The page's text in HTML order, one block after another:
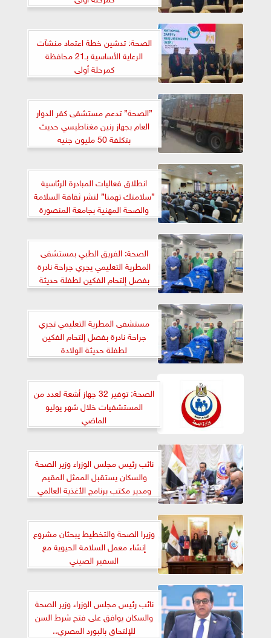
الصحة: تدشين خطة اعتماد منشآت
الرعاية الأساسية بـ21 محافظة
كمرحلة أولى
”الصحة” تدعم مستشفى كفر الدوار
العام بجهاز رنين مغناطيسي حديث
بتكلفة 50 مليون جنيه
انطلاق فعاليات المبادرة الرئاسية
”سلامتك تهمنا” لنشر ثقافة السلامة
والصحة المهنية بجامعة المنصورة
الصحة: الفريق الطبي بمستشفى
المطرية التعليمي يجري جراحة نادرة
بفصل إلتحام الفكين لطفلة حديثة
الولادة
مستشفى المطرية التعليمي تجري
جراحة نادرة بفصل إلتحام الفكين
لطفلة حديثة الولادة
الصحة: توفير 32 جهاز أشعة لعدد من
المستشفيات خلال شهر يوليو
الماضي
نائب رئيس مجلس الوزراء وزير الصحة
والسكان يستقبل الممثل المقيم
ومدير مكتب برنامج الأغذية العالمي
في مصر
وزيرا الصحة والتخطيط يبحثان مشروع
إنشاء معمل السلامة الحيوية مع
السفير الصيني
نائب رئيس مجلس الوزراء وزير الصحة
والسكان يوافق على فتح شرط السن
للإلتحاق بالبورد المصري..